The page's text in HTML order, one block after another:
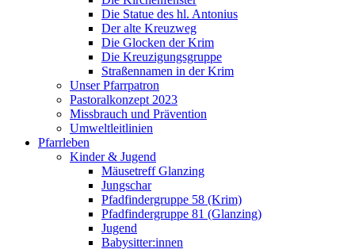
Die Statue des hl. Antonius
Der alte Kreuzweg
Die Glocken der Krim
Die Kreuzigungsgruppe
Straßennamen in der Krim
Unser Pfarrpatron
Pastoralkonzept 2023
Missbrauch und Prävention
Umweltleitlinien
Pfarrleben
Kinder & Jugend
Mäusetreff Glanzing
Jungschar
Pfadfindergruppe 58 (Krim)
Pfadfindergruppe 81 (Glanzing)
Jugend
Babysitter:innen